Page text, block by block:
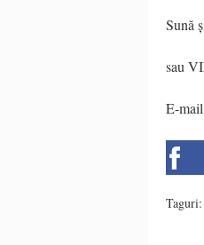
Sună
sau
E-
Taguri: